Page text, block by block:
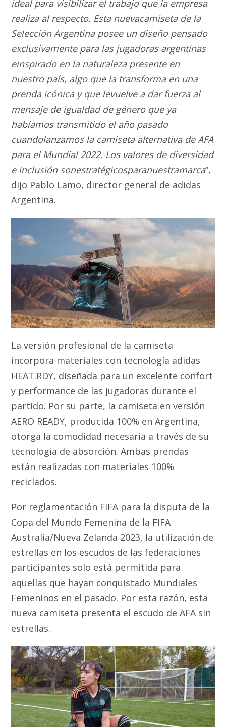
ideal para visibilizar el trabajo que la empresa
realiza al respecto. Esta nuevacamiseta de la
Selección Argentina posee un diseño pensado
exclusivamente para las jugadoras argentinas
einspirado en la naturaleza presente en
nuestro país, algo que la transforma en una
prenda icónica y que levuelve a dar fuerza al
mensaje de igualdad de género que ya
habíamos transmitido el año pasado
cuandolanzamos la camiseta alternativa de AFA
para el Mundial 2022. Los valores de diversidad
e inclusión sonestratégicosparanuestramarca”,
dijo Pablo Lamo, director general de adidas
Argentina.
La versión profesional de la camiseta
incorpora materiales con tecnología adidas
HEAT.RDY, diseñada para un excelente confort
y performance de las jugadoras durante el
partido. Por su parte, la camiseta en versión
AERO READY, producida 100% en Argentina,
otorga la comodidad necesaria a través de su
tecnología de absorción. Ambas prendas
están realizadas con materiales 100%
reciclados.
Por reglamentación FIFA para la disputa de la
Copa del Mundo Femenina de la FIFA
Australia/Nueva Zelanda 2023, la utilización de
estrellas en los escudos de las federaciones
participantes solo está permitida para
aquellas que hayan conquistado Mundiales
Femeninos en el pasado. Por esta razón, esta
nueva camiseta presenta el escudo de AFA sin
estrellas.